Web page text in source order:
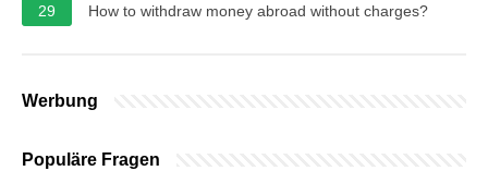
29
How to withdraw money abroad without charges?
Werbung
Populäre Fragen